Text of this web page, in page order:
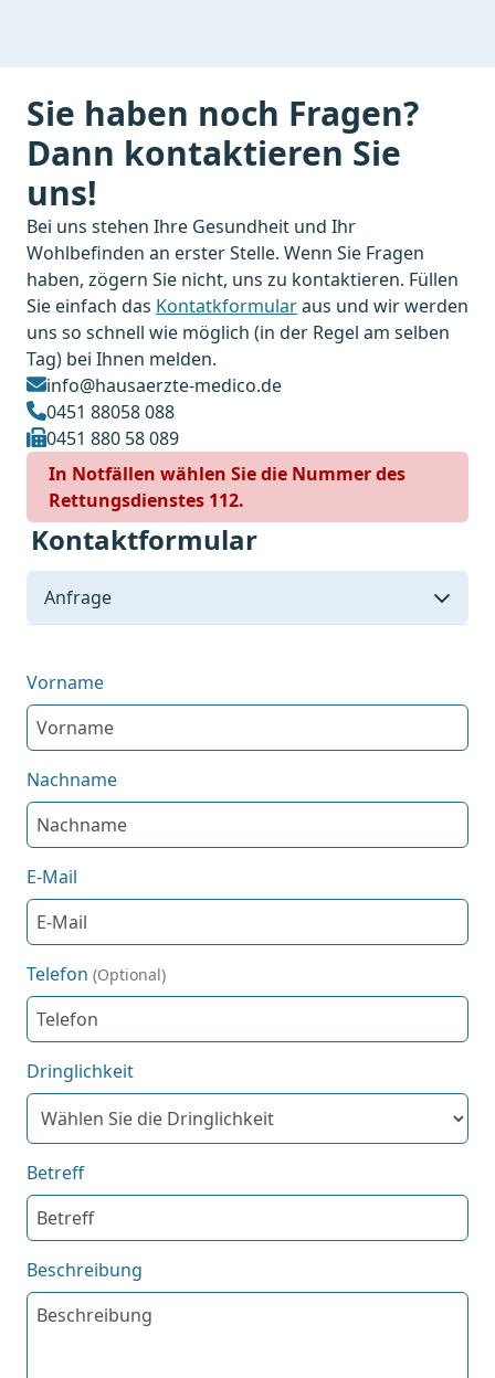
Sie haben noch Fragen?
Dann kontaktieren Sie
uns!
Bei uns stehen Ihre Gesundheit und Ihr
Wohlbefinden an erster Stelle. Wenn Sie Fragen
haben, zögern Sie nicht, uns zu kontaktieren. Füllen
Sie einfach das Kontatkformularaus und wir werden
uns so schnell wie möglich (in der Regel am selben
Tag) bei Ihnen melden.
info@hausaerzte-medico.de
0451 88058 088
0451 880 58 089
In Notfällen wählen Sie die Nummer des
Rettungsdienstes 112.
Kontaktformular
Anfrage
Vorname
Nachname
E-Mail
Telefon (Optional)
Dringlichkeit
Betreff
Beschreibung